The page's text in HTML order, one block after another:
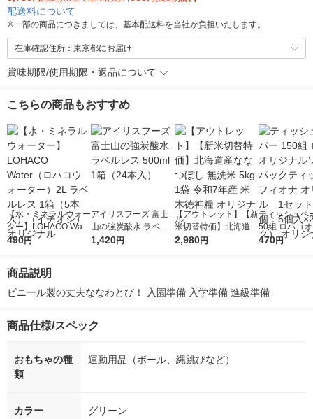
配送料について
※一部の商品につきましては、基本配送料を当社が負担いたします。
在庫確認住所：東京都にお届け
賞味期限/使用期限・返品について
こちらの商品もおすすめ
【水・ミネラルウォー
ター】LOHACO Wate
r（ロハコウォータ
シ） オリジナル
490円
アイリスフーズ 富士
山の強炭酸水 ラベル
レス 500ml 1箱（24
1,420円
【アウトレット】【新
米切替特価】北海道産
ななつぼし 無洗米 5k
2,980円
ティッシュペ
50組 ロハコ
ルソフトパッ
オリジナル
470円
商品説明
ビニール製の丈夫ななわとび！ 入園準備 入学準備 進級準備
商品仕様/スペック
おもちゃの種
類
運動用品（ボール、縄跳びなど）
カラー グリーン